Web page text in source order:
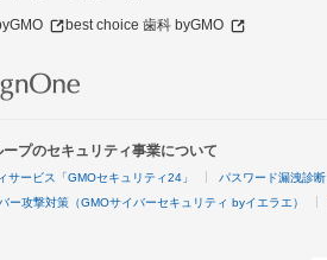
best choice 歯科 byGMO
プのセキュリティ事業について
サービス「GMOセキュリティ24」 パスワード漏洩診断
ー攻撃対策（GMOサイバーセキュリティ byイエラエ）